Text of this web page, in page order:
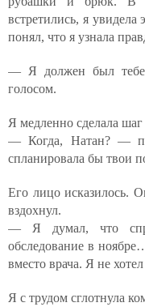
встретились, я
понял, что я узнала
— Я должен был тебе
голосом.
Я медленно сделала
— Когда, Натан? —
спланировала бы твои
Его лицо исказилось.
вздохнул.
— Я думал, что
обследование в
вместо врача. Я не хотел
Я с трудом сглотнула